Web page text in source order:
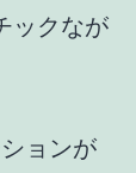
ックなが
ョンが